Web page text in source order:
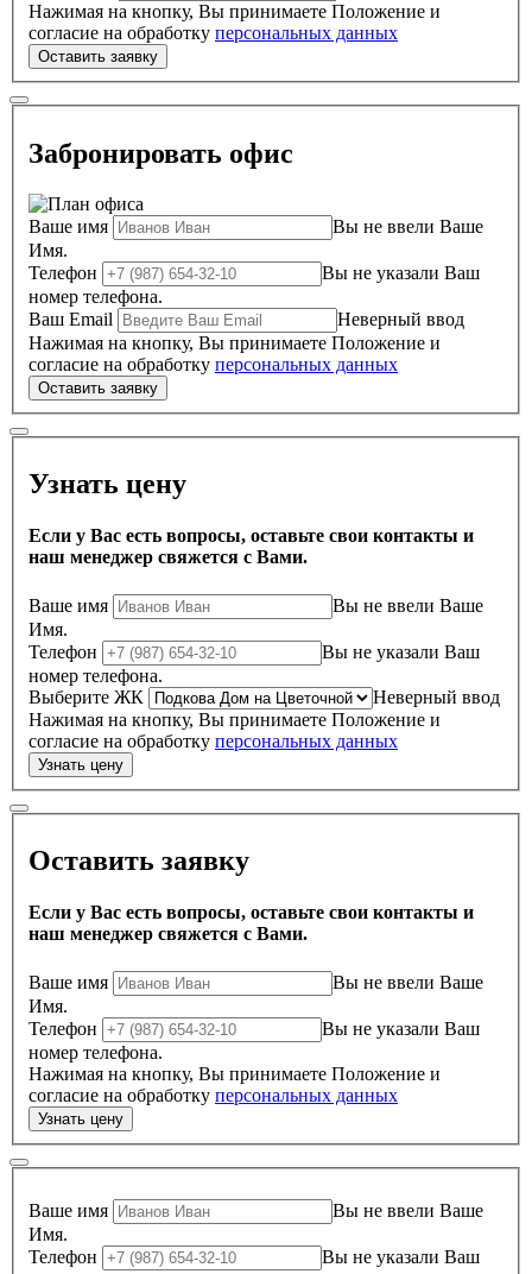
Нажимая на кнопку, Вы принимаете Положение и
согласие на обработку персональных данных
Забронировать офис
Ваше имя
Вы не ввели Ваше
Имя.
Телефон
Вы не указали Ваш
номер телефона.
Ваш Email
Неверный ввод
Нажимая на кнопку, Вы принимаете Положение и
согласие на обработку персональных данных
Узнать цену
Если у Вас есть вопросы, оставьте свои контакты и
наш менеджер свяжется с Вами.
Ваше имя
Вы не ввели Ваше
Имя.
Телефон
Вы не указали Ваш
номер телефона.
Выберите ЖК
Неверный ввод
Нажимая на кнопку, Вы принимаете Положение и
согласие на обработку персональных данных
Оставить заявку
Если у Вас есть вопросы, оставьте свои контакты и
наш менеджер свяжется с Вами.
Ваше имя
Вы не ввели Ваше
Имя.
Телефон
Вы не указали Ваш
номер телефона.
Нажимая на кнопку, Вы принимаете Положение и
согласие на обработку персональных данных
Ваше имя
Вы не ввели Ваше
Имя.
Телефон
Вы не указали Ваш